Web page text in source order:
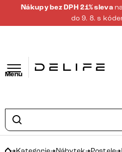
Nákupy bez DPH 21% sleva
do 9. 8. s
Menu